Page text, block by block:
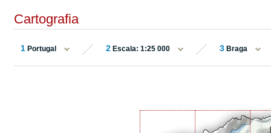
Cartografia
1 Portugal 2 Escala: 1:25 000 3 Braga